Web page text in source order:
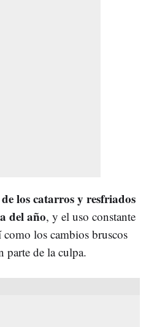
los catarros y resfriados
del año, y el uso constante
los cambios bruscos
parte de la culpa.